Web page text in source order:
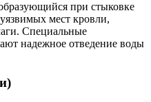
при стыковке
мест кровли,
Специальные
надежное отведение воды